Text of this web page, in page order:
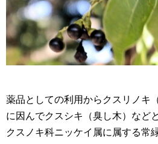
薬品としての利用からクスリノキ
に因んでクスシキ（臭し木）など
クスノキ科ニッケイ属に属する常